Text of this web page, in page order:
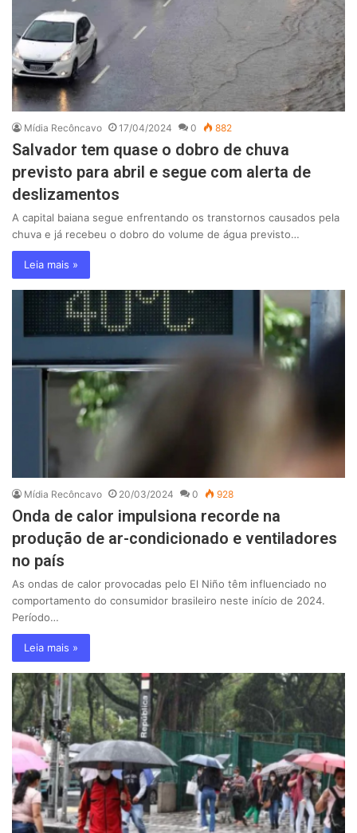
Mídia Recôncavo 17/04/2024 0 882
Salvador tem quase o dobro de chuva
previsto para abril e segue com alerta de
deslizamentos
A capital baiana segue enfrentando os transtornos causados pela
chuva e já recebeu o dobro do volume de água previsto…
Leia mais »
Mídia Recôncavo 20/03/2024 0 928
Onda de calor impulsiona recorde na
produção de ar-condicionado e ventiladores
no país
As ondas de calor provocadas pelo El Niño têm influenciado no
comportamento do consumidor brasileiro neste início de 2024.
Período…
Leia mais »